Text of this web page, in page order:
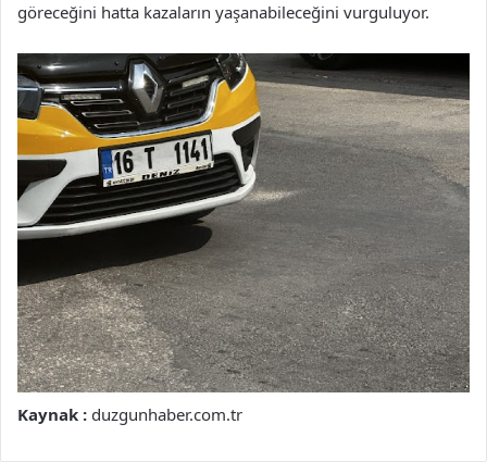
göreceğini hatta kazaların yaşanabileceğini vurguluyor.
Kaynak : duzgunhaber.com.tr